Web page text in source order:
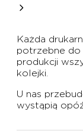
Każda
potrzebne do
produkcji
kolejki.
U nas
wystąpią